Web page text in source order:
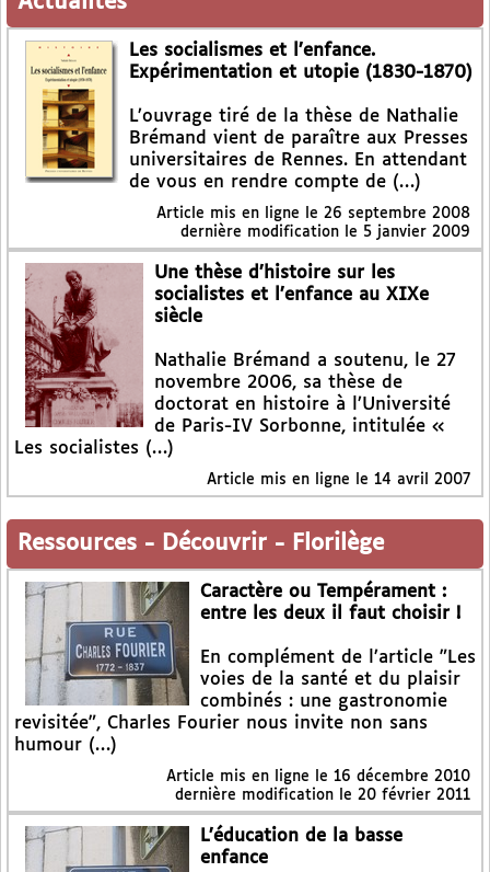
Les socialismes et l’enfance.
Expérimentation et utopie (1830-1870)
L’ouvrage tiré de la thèse de Nathalie
Brémand vient de paraître aux Presses
universitaires de Rennes. En attendant
de vous en rendre compte de (…)
Article mis en ligne le 26 septembre 2008
dernière modification le 5 janvier 2009
Une thèse d’histoire sur les
socialistes et l’enfance au XIXe
siècle
Nathalie Brémand a soutenu, le 27
novembre 2006, sa thèse de
doctorat en histoire à l’Université
de Paris-IV Sorbonne, intitulée «
Les socialistes (…)
Article mis en ligne le 14 avril 2007
Ressources - Découvrir - Florilège
Caractère ou Tempérament :
entre les deux il faut choisir !
En complément de l’article "Les
voies de la santé et du plaisir
combinés : une gastronomie
revisitée", Charles Fourier nous invite non sans
humour (…)
Article mis en ligne le 16 décembre 2010
dernière modification le 20 février 2011
L’éducation de la basse
enfance